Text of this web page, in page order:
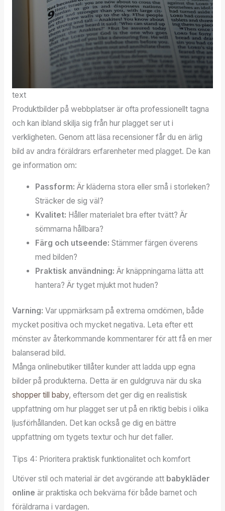
text
Produktbilder på webbplatser är ofta professionellt tagna
och kan ibland skilja sig från hur plagget ser ut i
verkligheten. Genom att läsa recensioner får du en ärlig
bild av andra föräldrars erfarenheter med plagget. De kan
ge information om:
Passform: Är kläderna stora eller små i storleken?
Sträcker de sig väl?
Kvalitet: Håller materialet bra efter tvätt? Är
sömmarna hållbara?
Färg och utseende: Stämmer färgen överens
med bilden?
Praktisk användning: Är knäppningarna lätta att
hantera? Är tyget mjukt mot huden?
Varning: Var uppmärksam på extrema omdömen, både
mycket positiva och mycket negativa. Leta efter ett
mönster av återkommande kommentarer för att få en mer
balanserad bild.
Många onlinebutiker tillåter kunder att ladda upp egna
bilder på produkterna. Detta är en guldgruva när du ska
shopper till baby, eftersom det ger dig en realistisk
uppfattning om hur plagget ser ut på en riktig bebis i olika
ljusförhållanden. Det kan också ge dig en bättre
uppfattning om tygets textur och hur det faller.
Tips 4: Prioritera praktisk funktionalitet och komfort
Utöver stil och material är det avgörande att babykläder
online är praktiska och bekväma för både barnet och
föräldrarna i vardagen.